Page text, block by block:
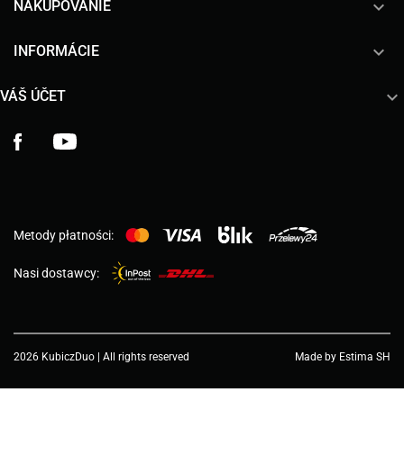
NAKUPOVANIE 
INFORMÁCIE 
VÁŠ ÚČET 
Facebook
Metody płatności:
Nasi dostawcy:
2026 KubiczDuo | All rights reserved Made by Estima SH